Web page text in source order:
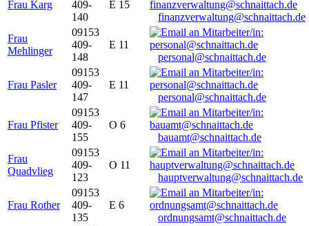
Frau Karg
409-
140
E 15
finanzverwaltung@schnaittach.de
Frau
Mehlinger
09153
409-
148
E 11
personal@schnaittach.de
Frau Pasler
09153
409-
147
E 11
personal@schnaittach.de
Frau Pfister
09153
409-
155
O 6
bauamt@schnaittach.de
Frau
Quadvlieg
09153
409-
123
O 11
hauptverwaltung@schnaittach.de
Frau Rother
09153
409-
135
E 6
ordnungsamt@schnaittach.de